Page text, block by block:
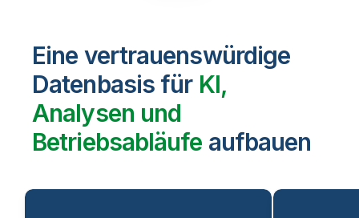
Eine vertrauenswürdige
Datenbasis für KI,
Analysen und
Betriebsabläufe aufbauen